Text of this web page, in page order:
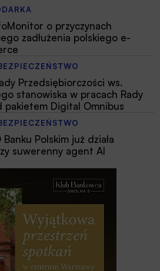
o przyczynach
zadłużenia polskiego e-
Przedsiębiorczości ws.
stanowiska w pracach Rady
pakietem Digital Omnibus
Banku Polskim już działa
suwerenny agent AI